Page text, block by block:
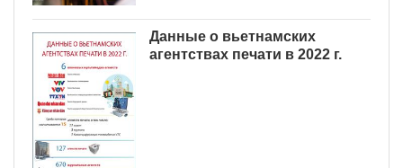
Данные о вьетнамских
агентствах печати в 2022 г.